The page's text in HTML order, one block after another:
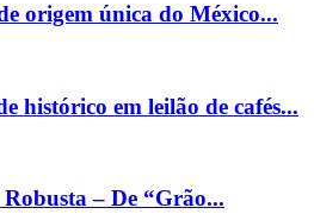
origem única do México...
histórico em leilão de cafés...
– De “Grão...